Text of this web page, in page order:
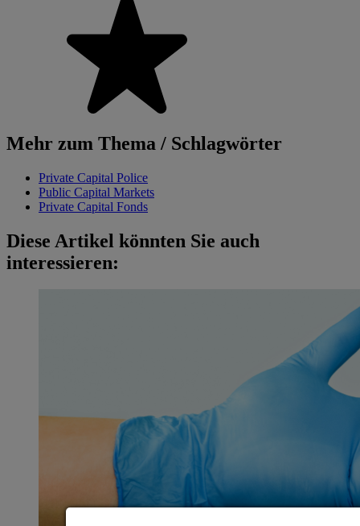
Mehr zum Thema / Schlagwörter
Private Capital Police
Public Capital Markets
Private Capital Fonds
Diese Artikel könnten Sie auch
interessieren: